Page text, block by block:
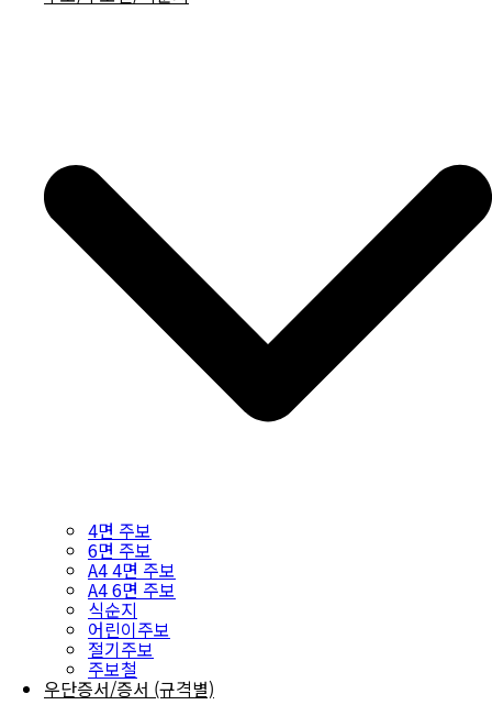
4면 주보
6면 주보
A4 4면 주보
A4 6면 주보
식순지
어린이주보
절기주보
주보철
우단증서/증서 (규격별)